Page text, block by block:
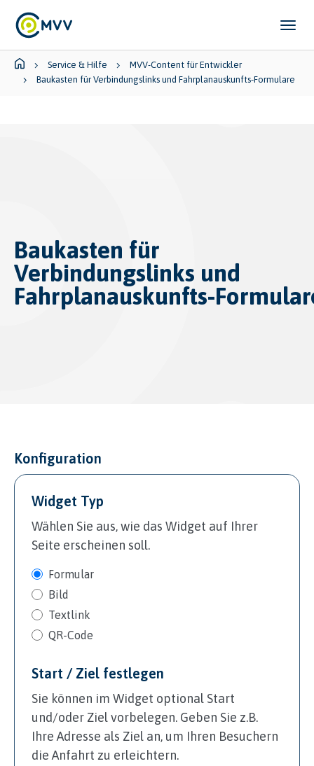
Skip to main content
Skip to page footer
You are here:
Service & Hilfe
MVV-Content für Entwickler
Baukasten für Verbindungslinks und Fahrplanauskunfts‑Formulare
Baukasten für
Verbindungslinks und
Konfiguration
Widget Typ
Wählen Sie aus, wie das Widget auf Ihrer
Seite erscheinen soll.
Formular
Bild
Textlink
QR-Code
Start / Ziel festlegen
Sie können im Widget optional Start
und/oder Ziel vorbelegen. Geben Sie z.B.
Ihre Adresse als Ziel an, um Ihren Besuchern
die Anfahrt zu erleichtern.